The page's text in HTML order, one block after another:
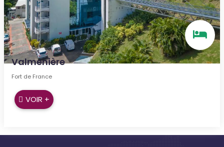
Valmenière
Fort de France
VOIR +